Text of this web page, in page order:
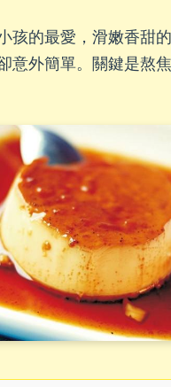
孩的最愛，滑嫩香甜
意外簡單。關鍵是熬